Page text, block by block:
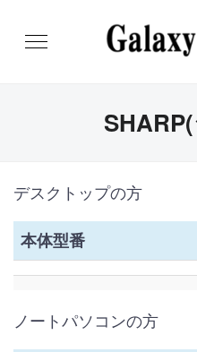
デスクトップの方
本体型番
ノートパソコンの方